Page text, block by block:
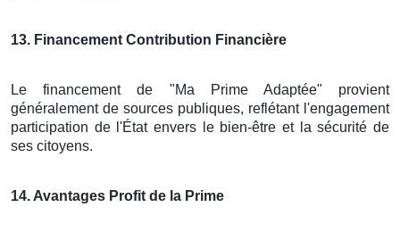
13. Financement Contribution Financière
Le financement de "Ma Prime Adaptée" provient
généralement de sources publiques, reflétant l'engagement
participation de l'État envers le bien-être et la sécurité de
ses citoyens.
14. Avantages Profit de la Prime